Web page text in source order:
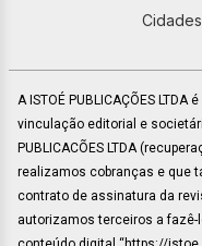
Cidades
A ISTOÉ PUBLICAÇÕES
vinculação editorial e
PUBLICACÕES LTDA
realizamos cobranças e que
contrato de assinatura da
autorizamos terceiros a